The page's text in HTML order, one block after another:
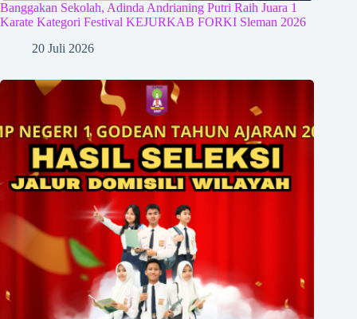
Banggakan Sekolah, Adinda Andrianing Putri Raih Juara 1
Karate Kategori Festival KEJURKAB FORKI Sleman 2026
20 Juli 2026